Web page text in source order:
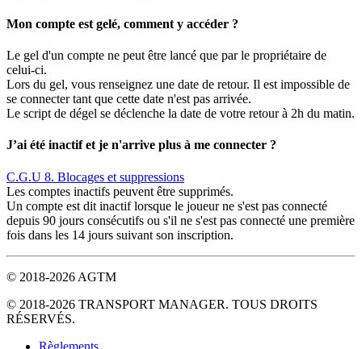
Mon compte est gelé, comment y accéder ?
Le gel d'un compte ne peut être lancé que par le propriétaire de
celui-ci.
Lors du gel, vous renseignez une date de retour. Il est impossible de
se connecter tant que cette date n'est pas arrivée.
Le script de dégel se déclenche la date de votre retour à 2h du matin.
J’ai été inactif et je n'arrive plus à me connecter ?
C.G.U 8. Blocages et suppressions
Les comptes inactifs peuvent être supprimés.
Un compte est dit inactif lorsque le joueur ne s'est pas connecté
depuis 90 jours consécutifs ou s'il ne s'est pas connecté une première
fois dans les 14 jours suivant son inscription.
© 2018-2026 AGTM
© 2018-2026 TRANSPORT MANAGER. TOUS DROITS
RÉSERVÉS.
Règlements